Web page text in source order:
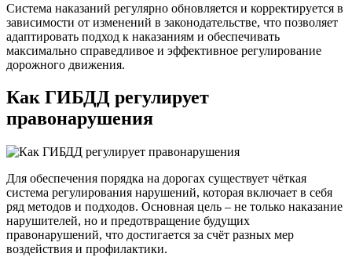
Система наказаний регулярно обновляется и корректируется в
зависимости от изменений в законодательстве, что позволяет
адаптировать подход к наказаниям и обеспечивать
максимально справедливое и эффективное регулирование
дорожного движения.
Как ГИБДД регулирует
правонарушения
Для обеспечения порядка на дорогах существует чёткая
система регулирования нарушений, которая включает в себя
ряд методов и подходов. Основная цель – не только наказание
нарушителей, но и предотвращение будущих
правонарушений, что достигается за счёт разных мер
воздействия и профилактики.